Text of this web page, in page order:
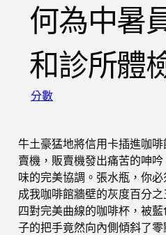
何為中暑
和診所體
分數
牛土豪猛地將信用卡插進咖
賣機，販賣機發出痛苦的呻
味的完美協調。張水瓶，你
成我咖啡館牆壁的灰度百分
四對完美曲線的咖啡杯，被
子的把手竟然向內側傾斜了